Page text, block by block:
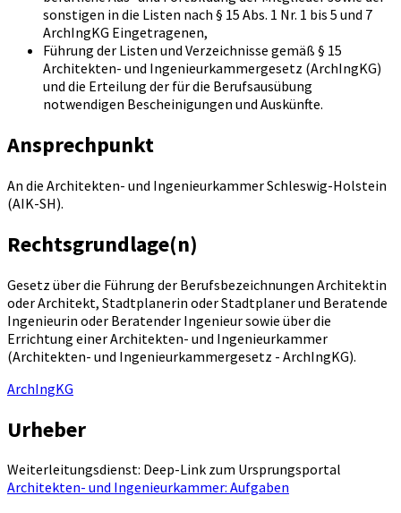
sonstigen in die Listen nach § 15 Abs. 1 Nr. 1 bis 5 und 7
ArchIngKG Eingetragenen,
Führung der Listen und Verzeichnisse gemäß § 15
Architekten- und Ingenieurkammergesetz (ArchIngKG)
und die Erteilung der für die Berufsausübung
notwendigen Bescheinigungen und Auskünfte.
Ansprechpunkt
An die Architekten- und Ingenieurkammer Schleswig-Holstein
(AIK-SH).
Rechtsgrundlage(n)
Gesetz über die Führung der Berufsbezeichnungen Architektin
oder Architekt, Stadtplanerin oder Stadtplaner und Beratende
Ingenieurin oder Beratender Ingenieur sowie über die
Errichtung einer Architekten- und Ingenieurkammer
(Architekten- und Ingenieurkammergesetz - ArchIngKG).
ArchIngKG
Urheber
Weiterleitungsdienst: Deep-Link zum Ursprungsportal
Architekten- und Ingenieurkammer: Aufgaben